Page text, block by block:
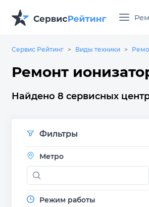
Сервис Рейтинг Виды техники
Ремонт
Найдено 8 сервисных
Фильтры
Метро
Режим работы